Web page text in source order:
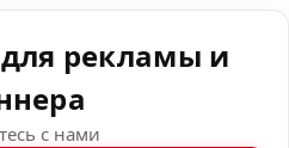
рекламы и
с нами